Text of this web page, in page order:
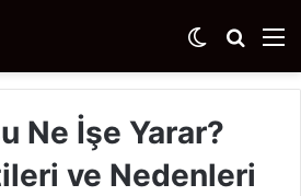
Arama
yap
Dış
görünümü
Ne İşe Yarar?
ve Nedenleri